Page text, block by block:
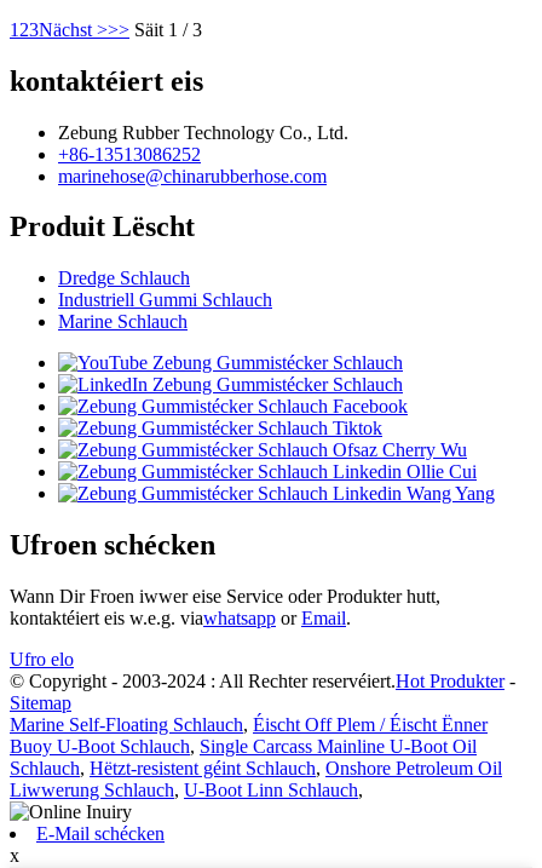
1 23Nächst >>> Säit 1 / 3
kontaktéiert eis
Zebung Rubber Technology Co., Ltd.
+86-13513086252
marinehose@chinarubberhose.com
Produit Lëscht
Dredge Schlauch
Industriell Gummi Schlauch
Marine Schlauch
Ufroen schécken
Wann Dir Froen iwwer eise Service oder Produkter hutt,
kontaktéiert eis w.e.g. viawhatsapp orEmail.
Ufro elo
© Copyright - 2003-2024 : All Rechter reservéiert.Hot Produkter-
Sitemap
Marine Self-Floating Schlauch, Éischt Off Plem / Éischt Ënner
Buoy U-Boot Schlauch, Single Carcass Mainline U-Boot Oil
Schlauch, Hëtzt-resistent géint Schlauch, Onshore Petroleum Oil
Liwwerung Schlauch, U-Boot Linn Schlauch,
E-Mail schécken
x